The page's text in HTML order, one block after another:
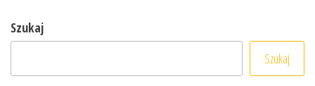
Szukaj
Szukaj